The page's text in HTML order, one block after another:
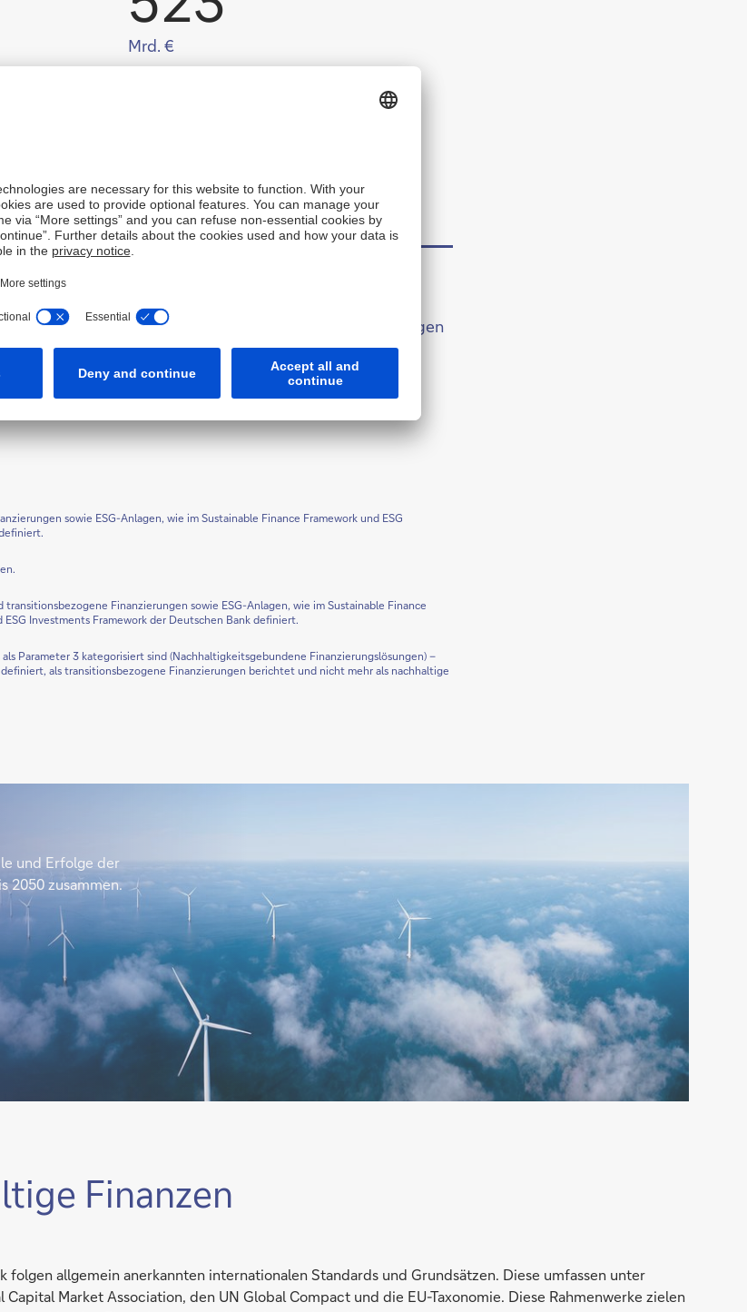
Mrd. €
Volumina für nachhaltige und
5
Q2
8
Mrd. € transitionsbezogene Finanzierungen
sowie ESG-Anlagen, wie im Sustainable Finance Framework und ESG
Finanzierungen sowie ESG-Anlagen, wie im Sustainable Finance
ESG Investments Framework der Deutschen Bank definiert.
Parameter 3 kategorisiert sind (Nachhaltigkeitsgebundene Finanzierungslösungen) –
als transitionsbezogene Finanzierungen berichtet und nicht mehr als nachhaltige
und Erfolge der
2050 zusammen.
Finanzen
allgemein anerkannten internationalen Standards und Grundsätzen. Diese umfassen unter
Market Association, den UN Global Compact und die EU-Taxonomie. Diese Rahmenwerke zielen